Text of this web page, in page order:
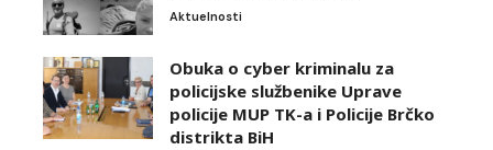
Aktuelnosti
Obuka o cyber kriminalu za
policijske službenike Uprave
policije MUP TK-a i Policije Brčko
distrikta BiH